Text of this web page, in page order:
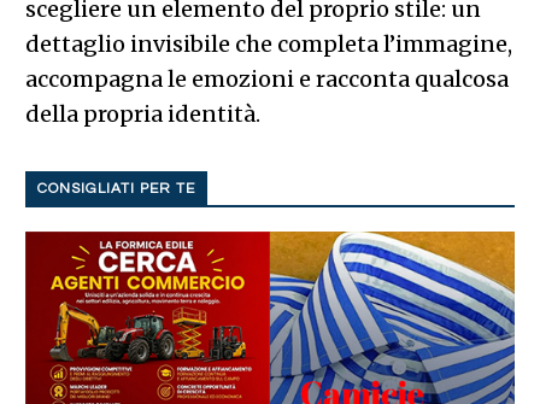
scegliere un elemento del proprio stile: un
dettaglio invisibile che completa l’immagine,
accompagna le emozioni e racconta qualcosa
della propria identità.
CONSIGLIATI PER TE